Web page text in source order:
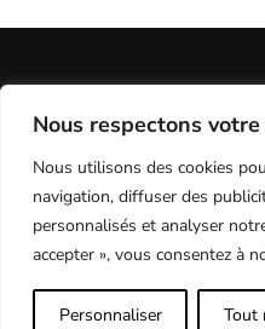
Nous respectons
Nous utilisons des cookies
navigation, diffuser des
personnalisés et analyser
accepter », vous consentez à
Personnaliser Tout
Informations Légales
Politique de Confidentialité
Programme
MX Test - le